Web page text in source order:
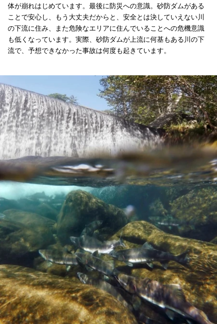
体が崩れはじめています。最後に防災への意識。砂防ダムがある
ことで安心し、もう大丈夫だからと、安全とは決していえない川
の下流に住み、また危険なエリアに住んでいることへの危機意識
も低くなっています。実際、砂防ダムが上流に何基もある川の下
流で、予想できなかった事故は何度も起きています。